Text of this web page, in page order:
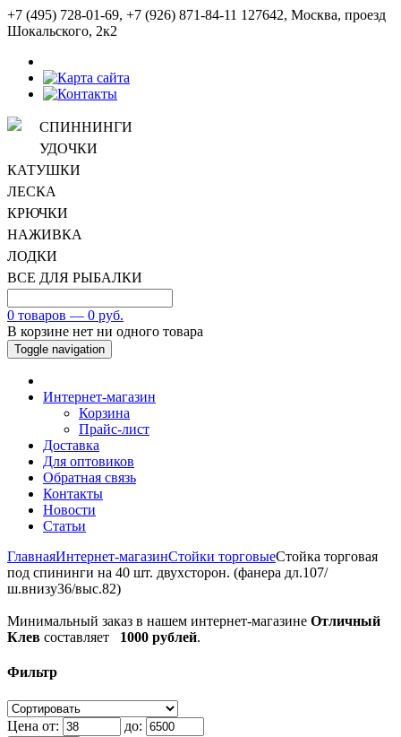
+7 (495) 728-01-69, +7 (926) 871-84-11 127642, Москва, проезд
Шокальского, 2к2
СПИННИНГИ
УДОЧКИ
КАТУШКИ
ЛЕСКА
КРЮЧКИ
НАЖИВКА
ЛОДКИ
ВСЕ ДЛЯ РЫБАЛКИ
0 товаров — 0 руб.
В корзине нет ни одного товара
Toggle navigation
Интернет-магазин
Корзина
Прайс-лист
Доставка
Для оптовиков
Обратная связь
Контакты
Новости
Статьи
ГлавнаяИнтернет-магазинСтойки торговыеСтойка торговая
под спининги на 40 шт. двухсторон. (фанера дл.107/
ш.внизу36/выс.82)
Минимальный заказ в нашем интернет-магазине Отличный
Клев составляет 1000 рублей.
Фильтр
Цена от: до: